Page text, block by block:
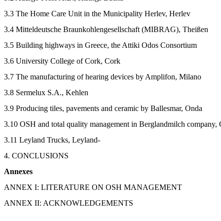
3.3 The Home Care Unit in the Municipality Herlev, Herlev
3.4 Mitteldeutsche Braunkohlengesellschaft (MIBRAG), Theißen
3.5 Building highways in Greece, the Attiki Odos Consortium
3.6 University College of Cork, Cork
3.7 The manufacturing of hearing devices by Amplifon, Milano
3.8 Sermelux S.A., Kehlen
3.9 Producing tiles, pavements and ceramic by Ballesmar, Onda
3.10 OSH and total quality management in Berglandmilch company,
3.11 Leyland Trucks, Leyland-
4. CONCLUSIONS
Annexes
ANNEX I: LITERATURE ON OSH MANAGEMENT
ANNEX II: ACKNOWLEDGEMENTS